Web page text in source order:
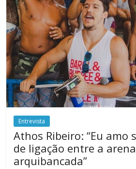
Entrevista
Athos Ribeiro: “Eu amo
de ligação entre a
arquibancada”